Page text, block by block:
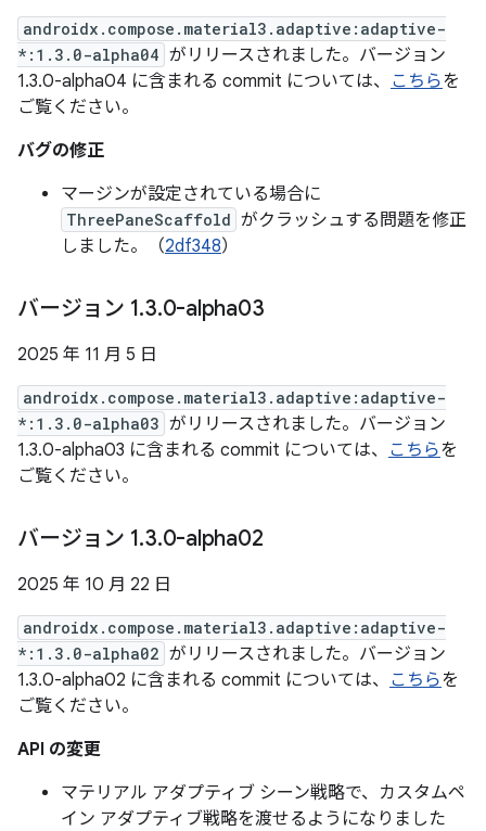
androidx.compose.material3.adaptive:adaptive-
*:1.3.0-alpha04 がリリースされました。バージョン
1.3.0-alpha04 に含まれる commit については、 こちらを
ご覧ください。
バグの修正
マージンが設定されている場合に
ThreePaneScaffold がクラッシュする問題を修正
しました。（2df348）
バージョン 1.3.0-alpha03
2025 年 11 月 5 日
androidx.compose.material3.adaptive:adaptive-
*:1.3.0-alpha03 がリリースされました。バージョン
1.3.0-alpha03 に含まれる commit については、 こちらを
ご覧ください。
バージョン 1.3.0-alpha02
2025 年 10 月 22 日
androidx.compose.material3.adaptive:adaptive-
*:1.3.0-alpha02 がリリースされました。バージョン
1.3.0-alpha02 に含まれる commit については、 こちらを
ご覧ください。
API の変更
マテリアル アダプティブ シーン戦略で、カスタムペ
イン アダプティブ戦略を渡せるようになりました